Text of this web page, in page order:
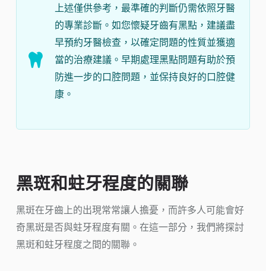
上述僅供參考，最準確的判斷仍需依照牙醫
的專業診斷。如您懷疑牙齒有黑點，建議盡
早預約牙醫檢查，以確定問題的性質並獲適
當的治療建議。早期處理黑點問題有助於預
防進一步的口腔問題，並保持良好的口腔健
康。
黑斑和蛀牙程度的關聯
黑斑在牙齒上的出現常常讓人擔憂，而許多人可能會好
奇黑斑是否與蛀牙程度有關。在這一部分，我們將探討
黑斑和蛀牙程度之間的關聯。